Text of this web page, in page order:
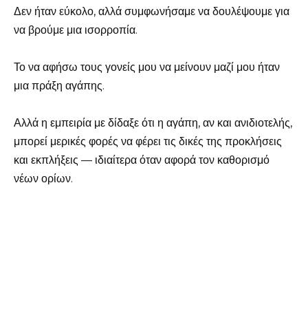
Δεν ήταν εύκολο, αλλά συμφωνήσαμε να δουλέψουμε για
να βρούμε μια ισορροπία.
Το να αφήσω τους γονείς μου να μείνουν μαζί μου ήταν
μια πράξη αγάπης.
Αλλά η εμπειρία με δίδαξε ότι η αγάπη, αν και ανιδιοτελής,
μπορεί μερικές φορές να φέρει τις δικές της προκλήσεις
και εκπλήξεις — ιδιαίτερα όταν αφορά τον καθορισμό
νέων ορίων.